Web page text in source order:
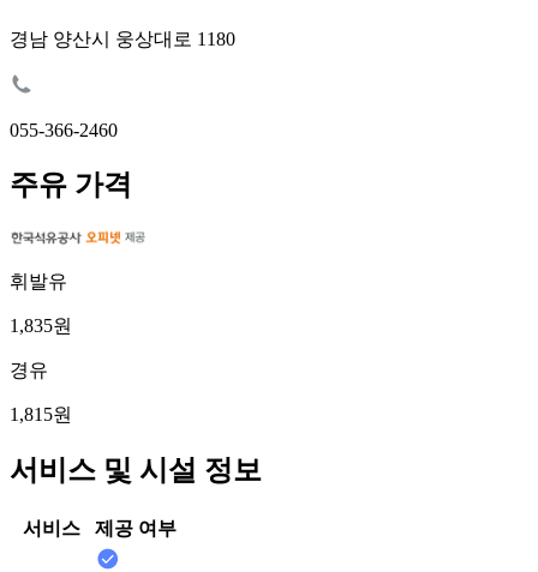
경남 양산시 웅상대로 1180
055-366-2460
주유 가격
휘발유
1,835원
경유
1,815원
서비스 및 시설 정보
서비스 제공 여부